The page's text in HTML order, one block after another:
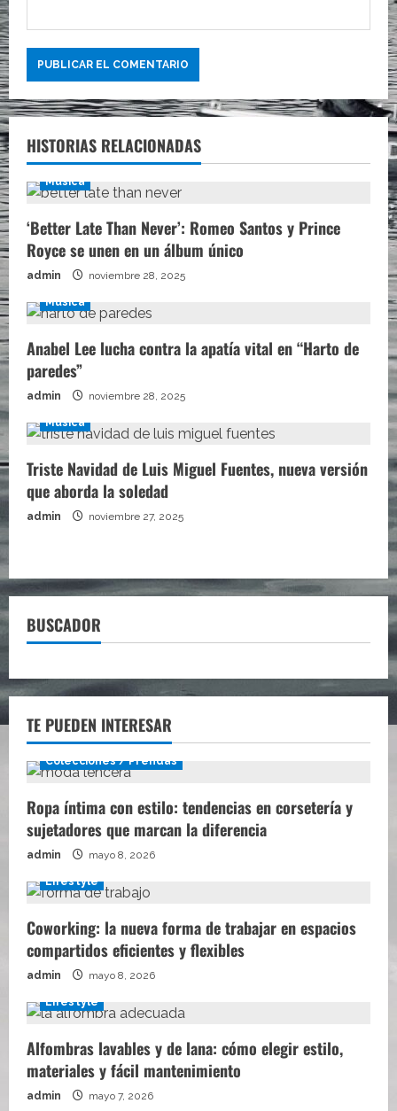
HISTORIAS RELACIONADAS
Música
‘Better Late Than Never’: Romeo Santos y Prince
Royce se unen en un álbum único
admin noviembre 28, 2025
Música
Anabel Lee lucha contra la apatía vital en “Harto de
paredes”
admin noviembre 28, 2025
Música
Triste Navidad de Luis Miguel Fuentes, nueva versión
que aborda la soledad
admin noviembre 27, 2025
BUSCADOR
TE PUEDEN INTERESAR
Colecciones / Prendas
Ropa íntima con estilo: tendencias en corsetería y
sujetadores que marcan la diferencia
admin mayo 8, 2026
Lifestyle
Coworking: la nueva forma de trabajar en espacios
compartidos eficientes y flexibles
admin mayo 8, 2026
Lifestyle
Alfombras lavables y de lana: cómo elegir estilo,
materiales y fácil mantenimiento
admin mayo 7, 2026